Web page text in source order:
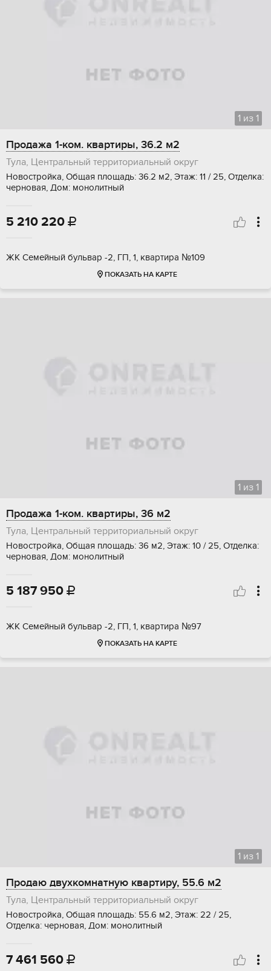
1 из 1
Продажа 1-ком. квартиры, 36.2 м2
Тула, Центральный территориальный округ
Новостройка, Общая площадь: 36.2 м2, Этаж: 11 / 25, Отделка:
черновая, Дом: монолитный
5 210 220 
ЖК Семейный бульвар -2, ГП, 1, квартира №109
ПОКАЗАТЬ НА КАРТЕ
1 из 1
Продажа 1-ком. квартиры, 36 м2
Тула, Центральный территориальный округ
Новостройка, Общая площадь: 36 м2, Этаж: 10 / 25, Отделка:
черновая, Дом: монолитный
5 187 950 
ЖК Семейный бульвар -2, ГП, 1, квартира №97
ПОКАЗАТЬ НА КАРТЕ
1 из 1
Продаю двухкомнатную квартиру, 55.6 м2
Тула, Центральный территориальный округ
Новостройка, Общая площадь: 55.6 м2, Этаж: 22 / 25,
Отделка: черновая, Дом: монолитный
7 461 560 